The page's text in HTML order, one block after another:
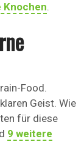
Knochen.
Food.
Geist. Wie
für diese
9 weitere